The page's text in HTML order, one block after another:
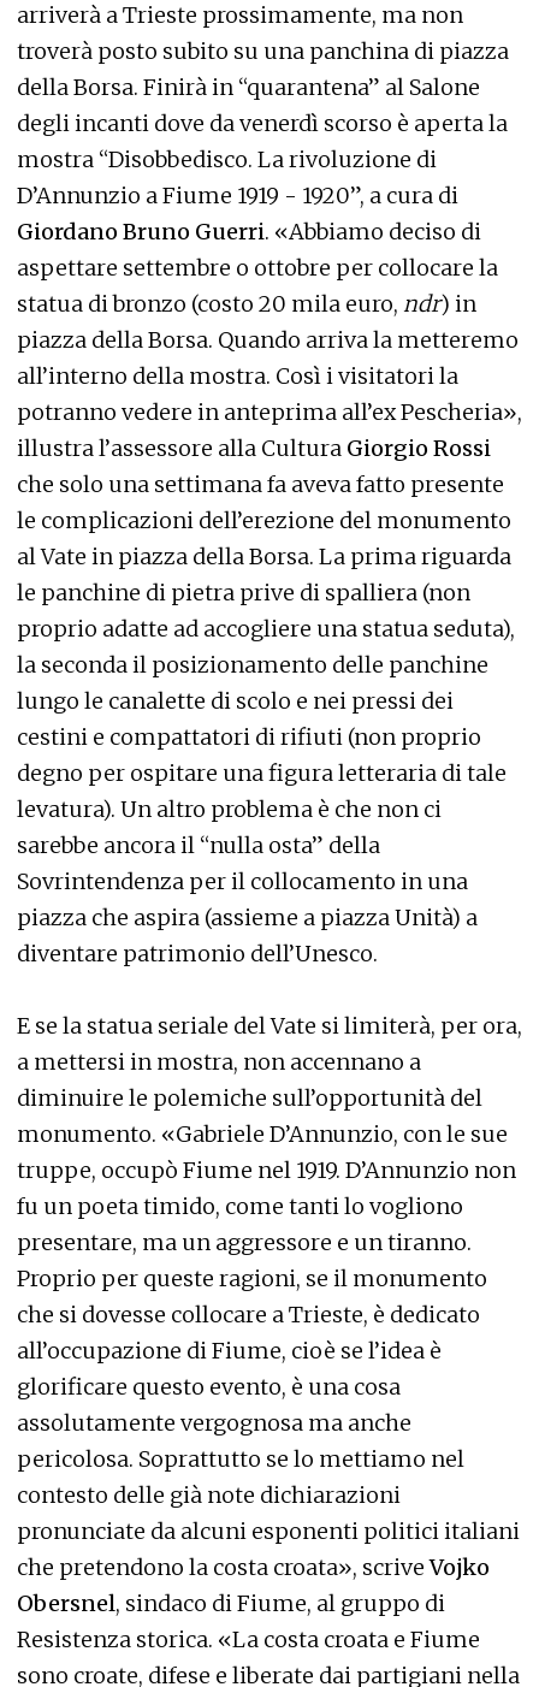
arriverà a Trieste prossimamente, ma non
troverà posto subito su una panchina di piazza
della Borsa. Finirà in “quarantena” al Salone
degli incanti dove da venerdì scorso è aperta la
mostra “Disobbedisco. La rivoluzione di
D’Annunzio a Fiume 1919 - 1920”, a cura di
Giordano Bruno Guerri. «Abbiamo deciso di
aspettare settembre o ottobre per collocare la
statua di bronzo (costo 20 mila euro, ndr) in
piazza della Borsa. Quando arriva la metteremo
all’interno della mostra. Così i visitatori la
potranno vedere in anteprima all’ex Pescheria»,
illustra l’assessore alla Cultura Giorgio Rossi
che solo una settimana fa aveva fatto presente
le complicazioni dell’erezione del monumento
al Vate in piazza della Borsa. La prima riguarda
le panchine di pietra prive di spalliera (non
proprio adatte ad accogliere una statua seduta),
la seconda il posizionamento delle panchine
lungo le canalette di scolo e nei pressi dei
cestini e compattatori di rifiuti (non proprio
degno per ospitare una figura letteraria di tale
levatura). Un altro problema è che non ci
sarebbe ancora il “nulla osta” della
Sovrintendenza per il collocamento in una
piazza che aspira (assieme a piazza Unità) a
diventare patrimonio dell’Unesco.
E se la statua seriale del Vate si limiterà, per ora,
a mettersi in mostra, non accennano a
diminuire le polemiche sull’opportunità del
monumento. «Gabriele D’Annunzio, con le sue
truppe, occupò Fiume nel 1919. D’Annunzio non
fu un poeta timido, come tanti lo vogliono
presentare, ma un aggressore e un tiranno.
Proprio per queste ragioni, se il monumento
che si dovesse collocare a Trieste, è dedicato
all’occupazione di Fiume, cioè se l’idea è
glorificare questo evento, è una cosa
assolutamente vergognosa ma anche
pericolosa. Soprattutto se lo mettiamo nel
contesto delle già note dichiarazioni
pronunciate da alcuni esponenti politici italiani
che pretendono la costa croata», scriveVojko
Obersnel, sindaco di Fiume, al gruppo di
Resistenza storica. «La costa croata e Fiume
sono croate, difese e liberate dai partigiani nella